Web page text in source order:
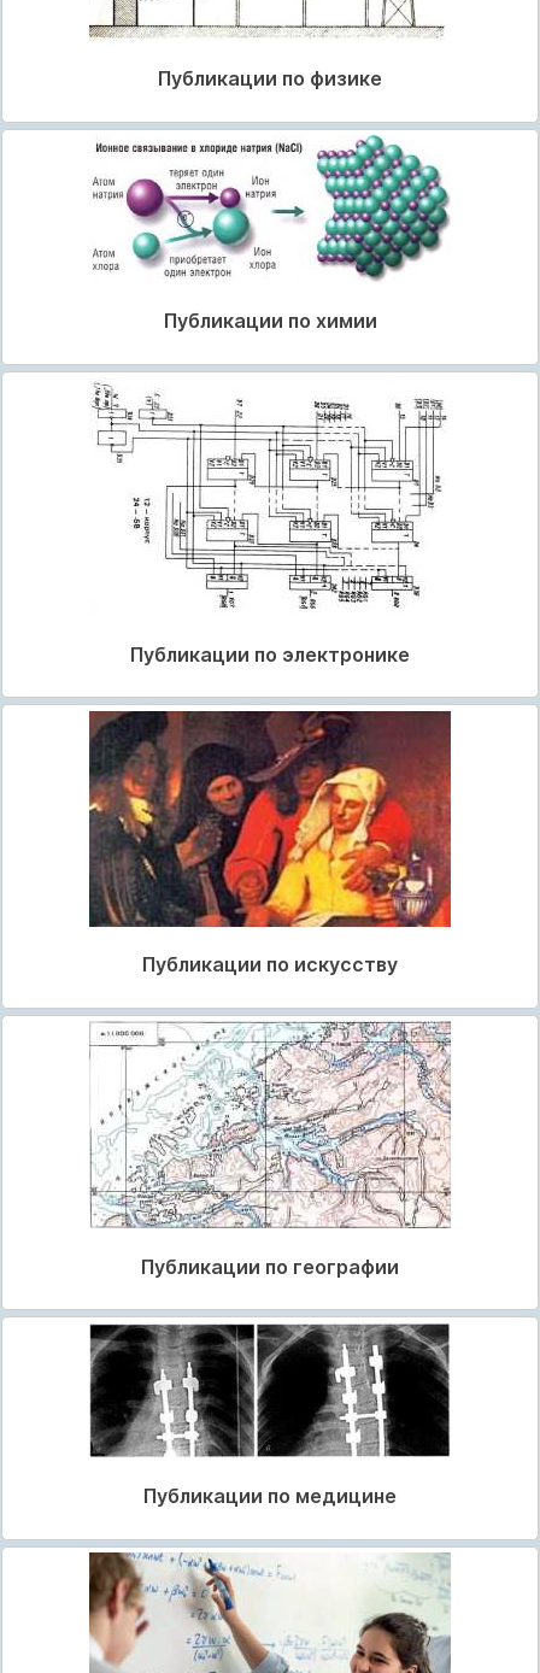
Публикации по физике
Публикации по химии
Публикации по электронике
Публикации по искусству
Публикации по географии
Публикации по медицине